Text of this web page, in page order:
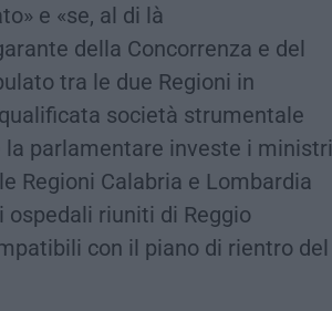
e «se, al di là
della Concorrenza e del
tra le due Regioni in
società strumentale
la parlamentare investe i ministri
Regioni Calabria e Lombardia
ospedali riuniti di Reggio
con il piano di rientro del